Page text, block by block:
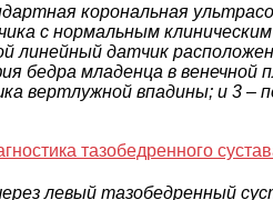
корональная
с нормальным
линейный датчик
бедра младенца в
вертлужной впадины; и 3 –
левый тазобедренный